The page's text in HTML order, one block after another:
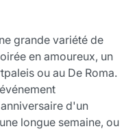
grande variété de
en amoureux, un
ou au De Roma.
d'un
longue semaine, ou